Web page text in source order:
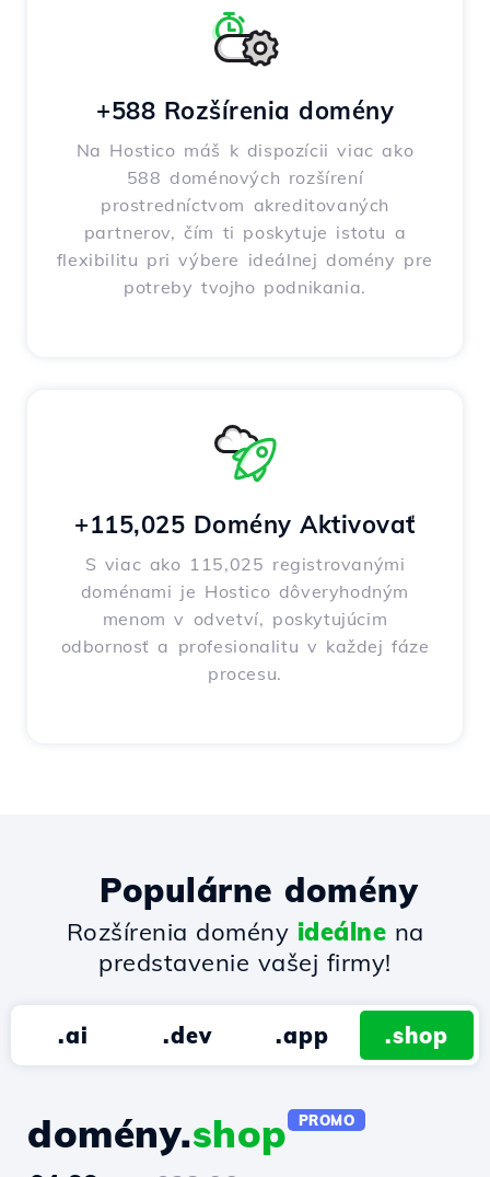
+588 Rozšírenia domény
Na Hostico máš k dispozícii viac ako
588 doménových rozšírení
prostredníctvom akreditovaných
partnerov, čím ti poskytuje istotu a
flexibilitu pri výbere ideálnej domény pre
potreby tvojho podnikania.
+115,025 Domény Aktivovať
S viac ako 115,025 registrovanými
doménami je Hostico dôveryhodným
menom v odvetví, poskytujúcim
odbornosť a profesionalitu v každej fáze
procesu.
Populárne domény
Rozšírenia domény ideálne na
predstavenie vašej firmy!
.ai .dev .app .shop
domény.shop PROMO